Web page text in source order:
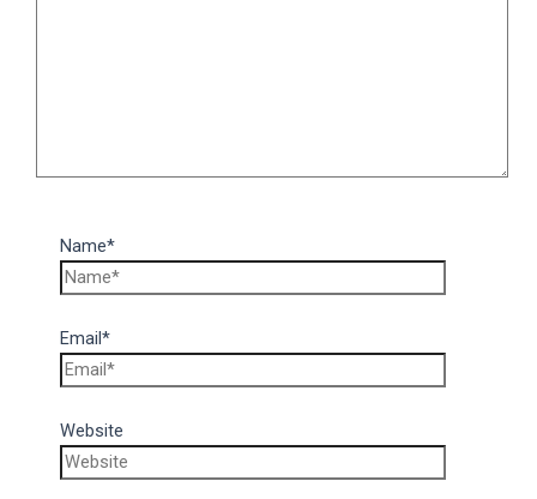
Name*
Email*
Website